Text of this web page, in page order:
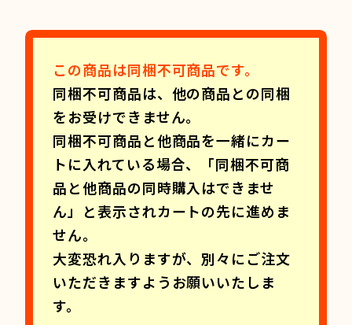
この商品は同梱不可商品です。
同梱不可商品は、他の商品との同梱
をお受けできません。
同梱不可商品と他商品を一緒にカー
トに入れている場合、「同梱不可商
品と他商品の同時購入はできませ
ん」と表示されカートの先に進めま
せん。
大変恐れ入りますが、別々にご注文
いただきますようお願いいたしま
す。